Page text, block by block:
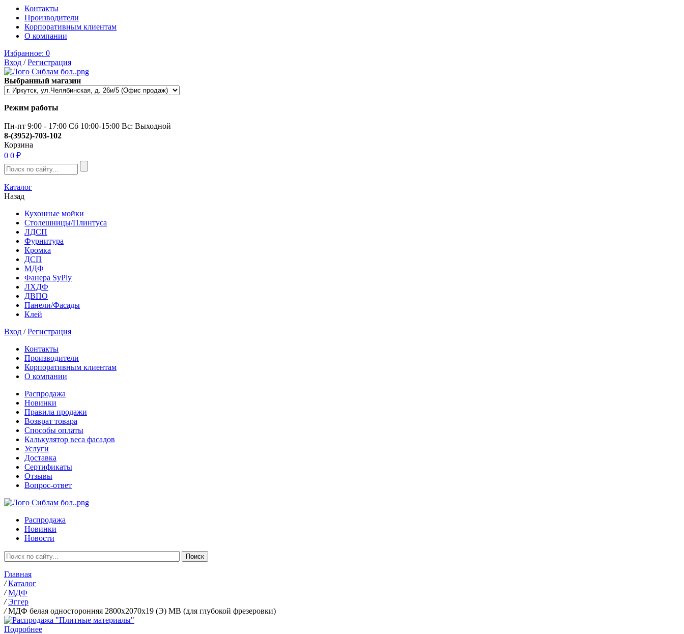
Контакты
Производители
Корпоративным клиентам
О компании
Избранное: 0
Вход /Регистрация
Выбранный магазин
Режим работы
Пн-пт 9:00 - 17:00 Сб 10:00-15:00 Вс: Выходной
8-(3952)-703-102
Корзина
0 0 ₽
Каталог
Назад
Кухонные мойки
Столешницы/Плинтуса
ЛДСП
Фурнитура
Кромка
ДСП
МДФ
Фанера SyPly
ЛХДФ
ДВПО
Панели/Фасады
Клей
Вход /Регистрация
Контакты
Производители
Корпоративным клиентам
О компании
Распродажа
Новинки
Правила продажи
Возврат товара
Способы оплаты
Калькулятор веса фасадов
Услуги
Доставка
Сертификаты
Отзывы
Вопрос-ответ
Распродажа
Новинки
Новости
Главная
/ Каталог
/ МДФ
/ Эггер
/ МДФ белая односторонняя 2800х2070х19 (Э) MB (для глубокой фрезеровки)
Подробнее